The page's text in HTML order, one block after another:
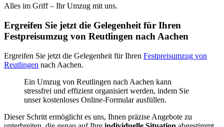
Alles im Griff – Ihr Umzug mit uns.
Ergreifen Sie jetzt die Gelegenheit für Ihren
Festpreisumzug von Reutlingen nach Aachen
Ergreifen Sie jetzt die Gelegenheit für Ihren Festpreisumzug von
Reutlingen nach Aachen.
Ein Umzug von Reutlingen nach Aachen kann
stressfrei und effizient organisiert werden, indem Sie
unser kostenloses Online-Formular ausfüllen.
Dieser Schritt ermöglicht es uns, Ihnen präzise Angebote zu